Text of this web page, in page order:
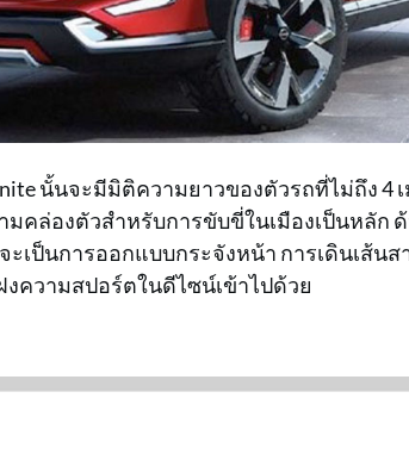
นั้นจะมีมิติความยาวของตัวรถที่ไม่ถึง 4
มคล่องตัวสำหรับการขับขี่ในเมืองเป็นหลัก
ะเป็นการออกแบบกระจังหน้า การเดินเส้นส
ความสปอร์ตในดีไซน์เข้าไปด้วย